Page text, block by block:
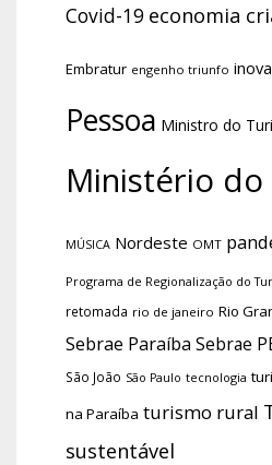
Covid-19 economia
Embratur engenho triunfo
Pessoa Ministro do
Ministério
MÚSICA Nordeste OMT
Programa de Regionalização do
retomada rio de janeiro Rio
Sebrae Paraíba Sebrae
São João São Paulo tecnologia
na Paraíba turismo rural
sustentável